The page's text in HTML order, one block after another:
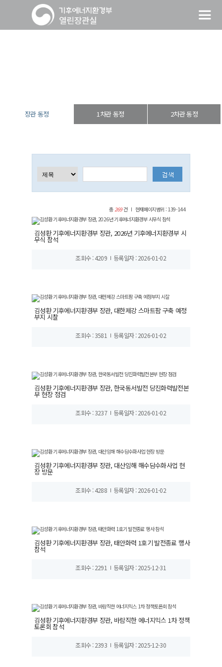
장관 동정 1차관 동정 2차관 동정
총269건 현재페이지범위 : 139-144
김성환 기후에너지환경부 장관, 2026년 기후에너지환경부 시
무식 참석
조회수 : 4209 등록일자 : 2026-01-02
김성환 기후에너지환경부 장관, 대한제강 스마트팜 구축 예정
부지 시찰
조회수 : 3581 등록일자 : 2026-01-02
김성환 기후에너지환경부 장관, 한국동서발전 당진화력발전본
부 현장 점검
조회수 : 3237 등록일자 : 2026-01-02
김성환 기후에너지환경부 장관, 대산임해 해수담수화사업 현
장 방문
조회수 : 4288 등록일자 : 2026-01-02
김성환 기후에너지환경부 장관, 태안화력 1호기 발전종료 행사
참석
조회수 : 2291 등록일자 : 2025-12-31
김성환 기후에너지환경부 장관, 바람직한 에너지믹스 1차 정책
토론회 참석
조회수 : 2393 등록일자 : 2025-12-30